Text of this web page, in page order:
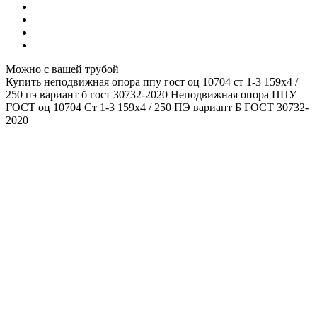
Можно с вашей трубой
Купить неподвижная опора ппу гост оц 10704 ст 1-3 159x4 /
250 пэ вариант б гост 30732-2020 Неподвижная опора ППУ
ГОСТ оц 10704 Ст 1-3 159x4 / 250 ПЭ вариант Б ГОСТ 30732-
2020